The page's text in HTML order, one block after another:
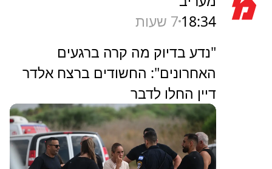
18:34 7 שעות
"נדע בדיוק מה קרה ברגעים
האחרונים": החשודים ברצח אלדר
דיין החלו לדבר